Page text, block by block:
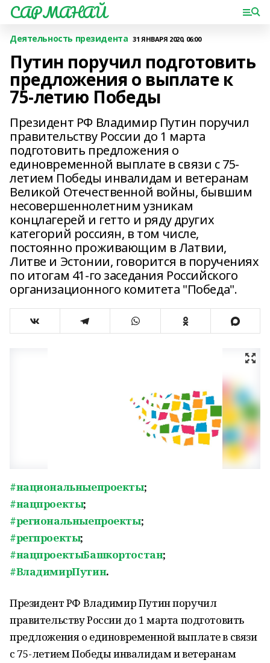
САРМАНАЙ
Деятельность президента 31 ЯНВАРЯ 2020, 06:00
Путин поручил подготовить
предложения о выплате к
75-летию Победы
Президент РФ Владимир Путин поручил
правительству России до 1 марта
подготовить предложения о
единовременной выплате в связи с 75-
летием Победы инвалидам и ветеранам
Великой Отечественной войны, бывшим
несовершеннолетним узникам
концлагерей и гетто и ряду других
категорий россиян, в том числе,
постоянно проживающим в Латвии,
Литве и Эстонии, говорится в поручениях
по итогам 41-го заседания Российского
организационного комитета "Победа".
#национальныепроекты;
#нацпроекты;
#региональныепроекты;
#регпроекты;
#нацпроектыБашкортостан;
#ВладимирПутин.
Президент РФ Владимир Путин поручил
правительству России до 1 марта подготовить
предложения о единовременной выплате в связи
с 75-летием Победы инвалидам и ветеранам